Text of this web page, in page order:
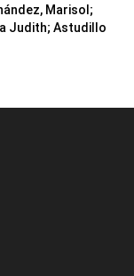
Marisol ;
Judith; Astudillo